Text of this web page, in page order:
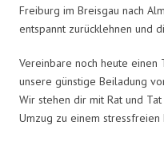
Freiburg im Breisgau nach
entspannt zurücklehnen und
Vereinbare noch heute einen
unsere günstige Beiladung
Wir stehen dir mit Rat und
Umzug zu einem stressfreien